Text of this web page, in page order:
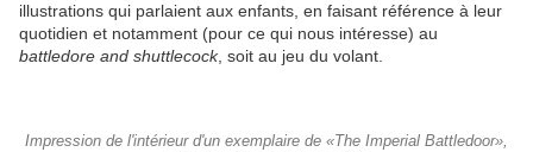
illustrations qui parlaient aux enfants, en faisant référence à leur
quotidien et notamment (pour ce qui nous intéresse) au
battledore and shuttlecock, soit au jeu du volant.
Impression de l'intérieur d'un exemplaire de «The Imperial Battledoor»,